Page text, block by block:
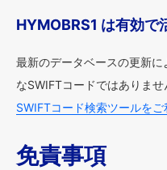
HYMOBRS1 は有効で
最新のデータベースの更新
なSWIFTコードではありませ
SWIFTコード検索ツールをご
免責事項